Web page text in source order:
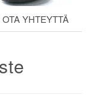
OTA YHTEYTTÄ